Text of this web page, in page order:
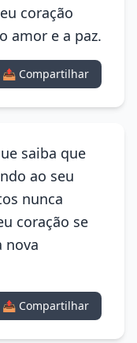
coração
amor e a paz.
📤 Compartilhar
saiba que
ao seu
nunca
coração se
nova
📤 Compartilhar